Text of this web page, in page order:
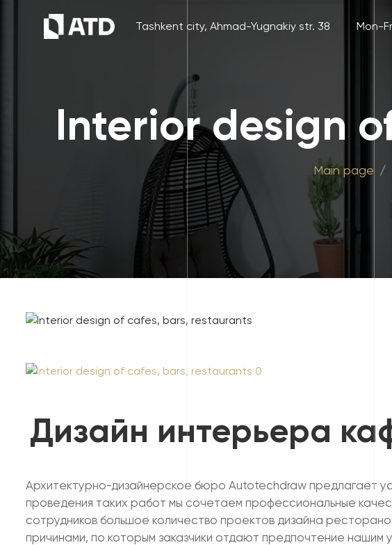
Tashkent city, Ahmad-Yugnakiy str. 38 Mon-
Interior design
Main page
Дизайн интерьера
Архитектурно-дизайнерское бюро Autotechdraw предлагает
проведения таких работ мы сочетаем профессиональные
сотрудников большое количество проектов дизайна
причинами, по которым заказчики отдают предпочтение